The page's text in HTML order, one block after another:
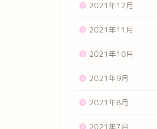
2021年12月
2021年11月
2021年10月
2021年9月
2021年8月
2021年7月